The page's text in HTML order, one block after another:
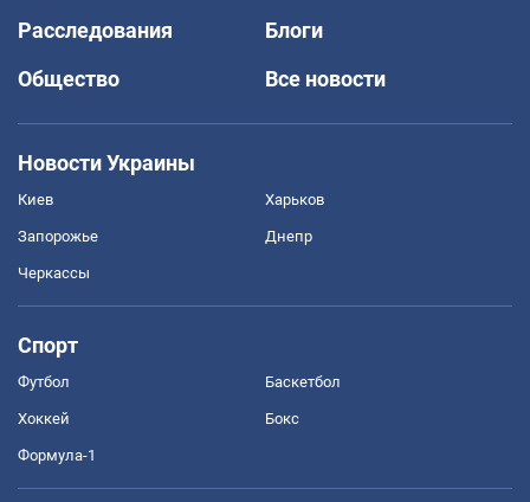
Расследования
Блоги
Общество
Все новости
Новости Украины
Киев Харьков
Запорожье Днепр
Черкассы
Спорт
Футбол Баскетбол
Хоккей Бокс
Формула-1